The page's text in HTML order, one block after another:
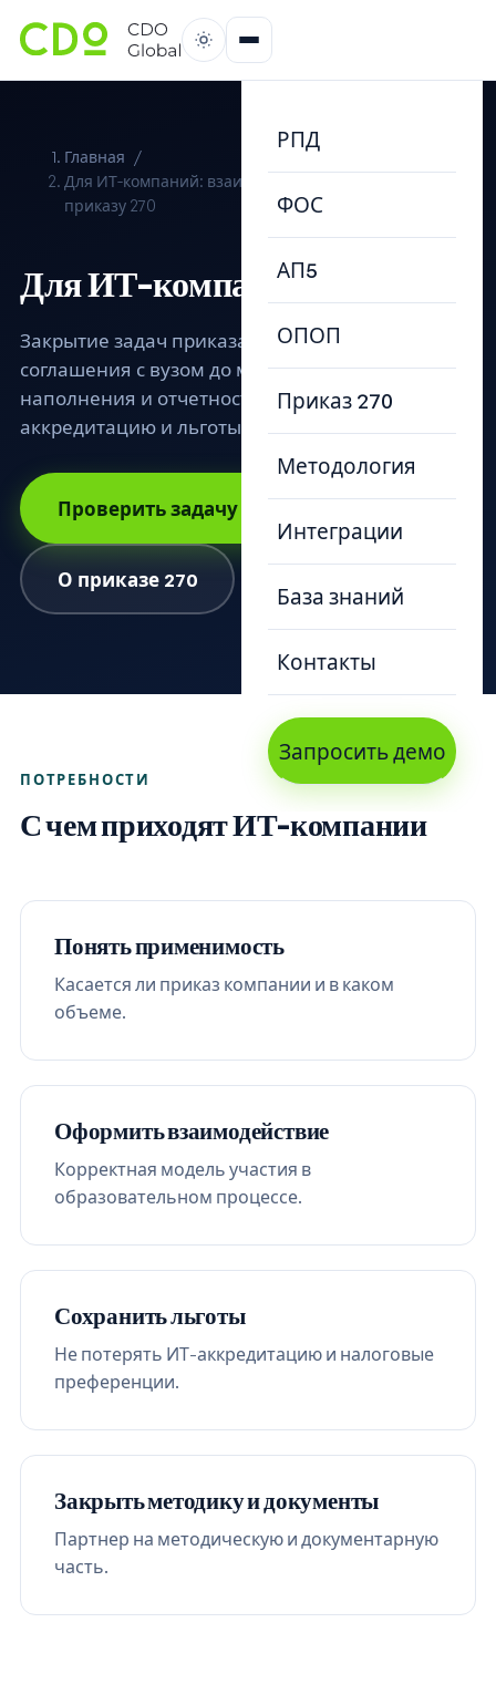
РПД
ФОС
АП5
ОПОП
Приказ 270
Методология
Интеграции
База знаний
Контакты
Запросить демо
Главная
Для ИТ-компаний: взаимодействие с вузом по
приказу 270
Для ИТ-компаний
Закрытие задач приказа №270 «под ключ»: от
соглашения с вузом до методического
наполнения и отчетности. Сохраняем ИТ-
аккредитацию и льготы.
Проверить задачу по приказу 270
О приказе 270
ПОТРЕБНОСТИ
С чем приходят ИТ-компании
Понять применимость
Касается ли приказ компании и в каком
объеме.
Оформить взаимодействие
Корректная модель участия в
образовательном процессе.
Сохранить льготы
Не потерять ИТ-аккредитацию и налоговые
преференции.
Закрыть методику и документы
Партнер на методическую и документарную
часть.